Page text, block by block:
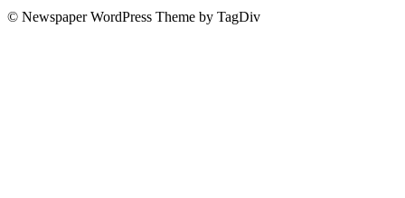
© Newspaper WordPress Theme by TagDiv